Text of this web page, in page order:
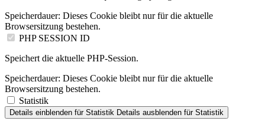
Speicherdauer: Dieses Cookie bleibt nur für die aktuelle
Browsersitzung bestehen.
PHP SESSION ID
Speichert die aktuelle PHP-Session.
Speicherdauer: Dieses Cookie bleibt nur für die aktuelle
Browsersitzung bestehen.
Statistik
Details einblenden für Statistik Details ausblenden für Statistik